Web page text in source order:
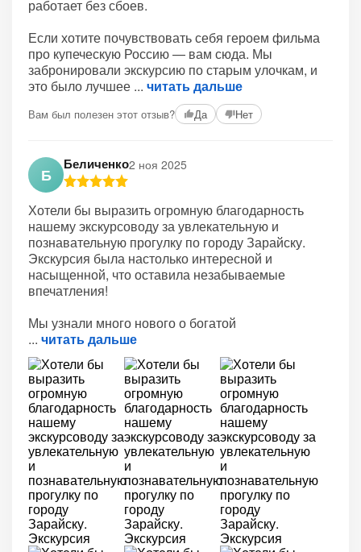
работает без сбоев.
Если хотите почувствовать себя героем фильма
про купеческую Россию — вам сюда. Мы
забронировали экскурсию по старым улочкам, и
это было лучшее
читать дальше
Вам был полезен этот отзыв? Да Нет
Б
Беличенко2 ноя 2025
Хотели бы выразить огромную благодарность
нашему экскурсоводу за увлекательную и
познавательную прогулку по городу Зарайску.
Экскурсия была настолько интересной и
насыщенной, что оставила незабываемые
впечатления!
Мы узнали много нового о богатой
читать дальше